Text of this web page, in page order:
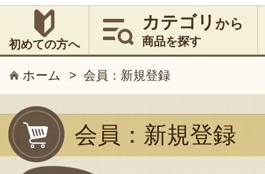
初めての方へ
カテゴリ から
商品を探す
ホーム > 会員：新規登録
会員：新規登録